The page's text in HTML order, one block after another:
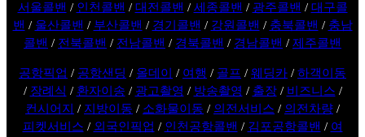
서울콜밴 / 인천콜밴 / 대전콜밴 / 세종콜밴 / 광주콜밴 / 대구콜
밴 / 울산콜밴 / 부산콜밴 / 경기콜밴 / 강원콜밴 / 충북콜밴 / 충남
콜밴 / 전북콜밴 / 전남콜밴 / 경북콜밴 / 경남콜밴 / 제주콜밴
공항픽업 / 공항샌딩 / 올데이 / 여행 / 골프 / 웨딩카 / 하객이동
/ 장례식 / 환자이송 / 광고촬영 / 방송촬영 / 출장/ 비즈니스 /
컨시어지 / 지방이동 / 소화물이동 / 의전서비스 / 의전차량 /
피켓서비스 / 외국인픽업 / 인천공항콜밴 / 김포공항콜밴 / 여